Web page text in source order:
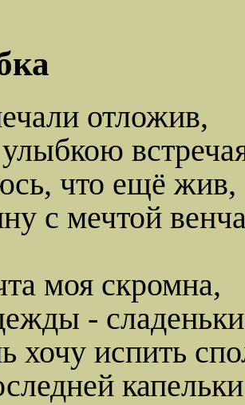
отложив,
что ещё жив,
с мечтой
моя скромна,
-
хочу испить